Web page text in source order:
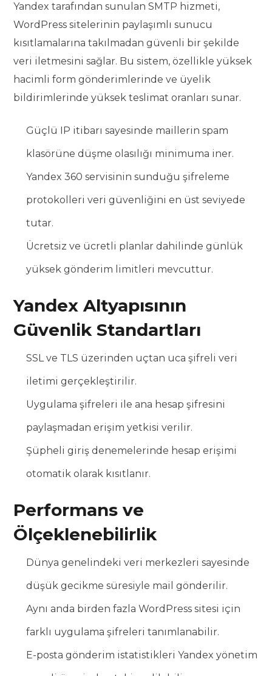
Yandex tarafından sunulan SMTP hizmeti,
WordPress sitelerinin paylaşımlı sunucu
kısıtlamalarına takılmadan güvenli bir şekilde
veri iletmesini sağlar. Bu sistem, özellikle yüksek
hacimli form gönderimlerinde ve üyelik
bildirimlerinde yüksek teslimat oranları sunar.
Güçlü IP itibarı sayesinde maillerin spam
klasörüne düşme olasılığı minimuma iner.
Yandex 360 servisinin sunduğu şifreleme
protokolleri veri güvenliğini en üst seviyede
tutar.
Ücretsiz ve ücretli planlar dahilinde günlük
yüksek gönderim limitleri mevcuttur.
Yandex Altyapısının
Güvenlik Standartları
SSL ve TLS üzerinden uçtan uca şifreli veri
iletimi gerçekleştirilir.
Uygulama şifreleri ile ana hesap şifresini
paylaşmadan erişim yetkisi verilir.
Şüpheli giriş denemelerinde hesap erişimi
otomatik olarak kısıtlanır.
Performans ve
Ölçeklenebilirlik
Dünya genelindeki veri merkezleri sayesinde
düşük gecikme süresiyle mail gönderilir.
Aynı anda birden fazla WordPress sitesi için
farklı uygulama şifreleri tanımlanabilir.
E-posta gönderim istatistikleri Yandex yönetim